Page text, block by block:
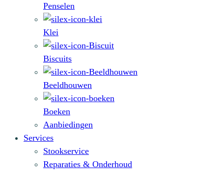
Penselen
Klei
Biscuits
Beeldhouwen
Boeken
Aanbiedingen
Services
Stookservice
Reparaties & Onderhoud